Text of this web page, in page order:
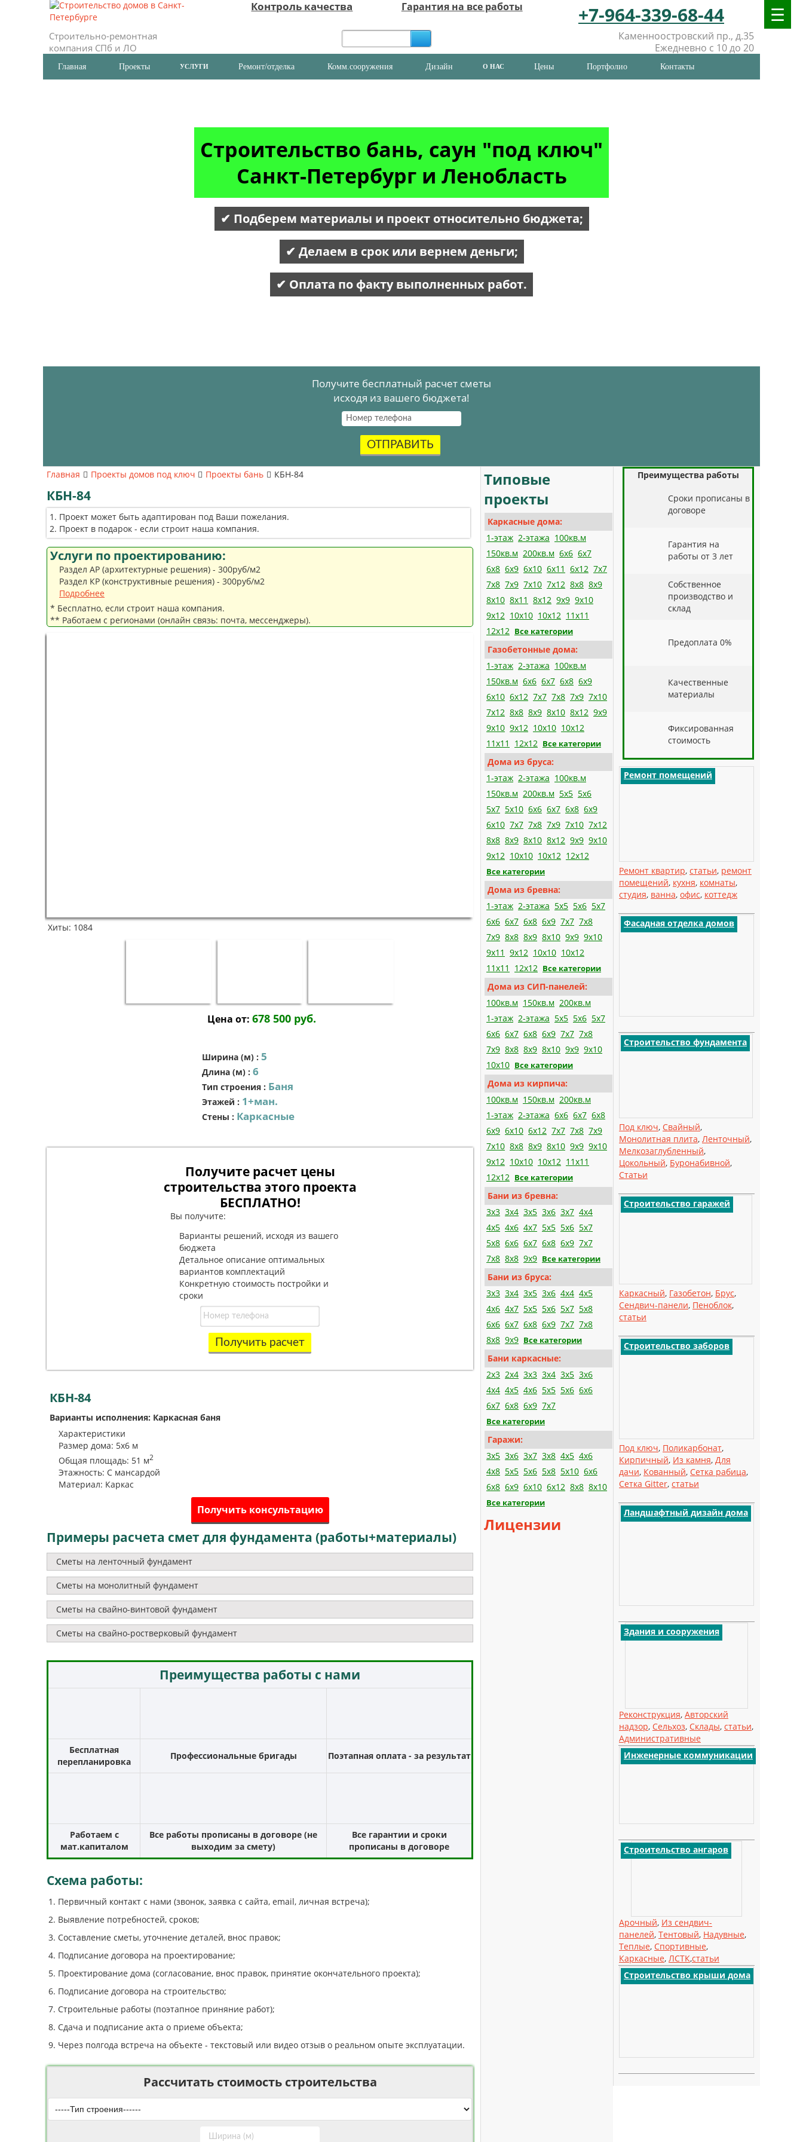
Контроль качества Гарантия на все работы +7-964-339-68-44
Строительно-ремонтная
компания СПб и ЛО
Каменноостровский пр., д.35
Ежедневно с 10 до 20
Главная Проекты УСЛУГИ Ремонт/отделка Комм.сооружения Дизайн О НАС Цены Портфолио Контакты
Строительство бань, саун "под ключ"
Санкт-Петербург и Ленобласть
✔ Подберем материалы и проект относительно бюджета;
✔ Делаем в срок или вернем деньги;
✔ Оплата по факту выполненных работ.
Получите бесплатный расчет сметы
исходя из вашего бюджета!
ОТПРАВИТЬ
Главная Проекты домов под ключ Проекты бань КБН-84
КБН-84
Проект может быть адаптирован под Ваши пожелания.
Проект в подарок - если строит наша компания.
Услуги по проектированию:
Раздел АР (архитектурные решения) - 300руб/м2
Раздел КР (конструктивные решения) - 300руб/м2
Подробнее
* Бесплатно, если строит наша компания.
** Работаем с регионами (онлайн связь: почта, мессенджеры).
Хиты: 1084
Цена от: 678 500 руб.
Ширина (м): 5
Длина (м): 6
Тип строения: Баня
Этажей : 1+ман.
Стены : Каркасные
Получите расчет цены
строительства этого проекта
БЕСПЛАТНО!
Вы получите:
Варианты решений, исходя из вашего
бюджета
Детальное описание оптимальных
вариантов комплектаций
Конкретную стоимость постройки и
сроки
Получить расчет
КБН-84
Варианты исполнения: Каркасная баня
Характеристики
Размер дома: 5х6 м
Общая площадь: 51 м2
Этажность: С мансардой
Материал: Каркас
Получить консультацию
Примеры расчета смет для фундамента (работы+материалы)
Сметы на ленточный фундамент
Сметы на монолитный фундамент
Сметы на свайно-винтовой фундамент
Сметы на свайно-ростверковый фундамент
Преимущества работы с нами
Бесплатная
перепланировка
Профессиональные бригады Поэтапная оплата - за результат
Работаем с
мат.капиталом
Все работы прописаны в договоре (не
выходим за смету)
Все гарантии и сроки
прописаны в договоре
Схема работы:
Первичный контакт с нами (звонок, заявка с сайта, email, личная встреча);
Выявление потребностей, сроков;
Составление сметы, уточнение деталей, внос правок;
Подписание договора на проектирование;
Проектирование дома (согласование, внос правок, принятие окончательного проекта);
Подписание договора на строительство;
Строительные работы (поэтапное приняние работ);
Сдача и подписание акта о приеме объекта;
Через полгода встреча на объекте - текстовый или видео отзыв о реальном опыте эксплуатации.
Рассчитать стоимость строительства
Преимущества работы
Cроки прописаны в
договоре
Гарантия на
работы от 3 лет
Собственное
производство и
склад
Предоплата 0%
Качественные
материалы
Фиксированная
стоимость
Ремонт помещений
Ремонт квартир, статьи, ремонт
помещений, кухня, комнаты,
студия, ванна, офис, коттедж
Фасадная отделка домов
Строительство фундамента
Под ключ, Свайный,
Монолитная плита, Ленточный,
Мелкозаглубленный,
Цокольный, Буронабивной,
Статьи
Строительство гаражей
Каркасный, Газобетон, Брус,
Сендвич-панели, Пеноблок,
статьи
Строительство заборов
Под ключ, Поликарбонат,
Кирпичный, Из камня, Для
дачи, Кованный, Сетка рабица,
Сетка Gitter, статьи
Ландшафтный дизайн дома
Здания и сооружения
Реконструкция, Авторский
надзор, Сельхоз, Склады, статьи,
Административные
Инженерные коммуникации
Строительство ангаров
Арочный, Из сендвич-
панелей, Тентовый, Надувные,
Теплые, Спортивные,
Каркасные, ЛСТК,статьи
Строительство крыши дома
Типовые
проекты
Каркасные дома:
1-этаж 2-этажа 100кв.м
150кв.м 200кв.м 6х6 6х7
6х8 6х9 6х10 6х11 6х12 7х7
7х8 7х9 7х10 7х12 8х8 8х9
8х10 8х11 8х12 9х9 9х10
9х12 10х10 10х12 11х11
12х12 Все категории
Газобетонные дома:
1-этаж 2-этажа 100кв.м
150кв.м 6x6 6x7 6x8 6x9
6x10 6x12 7x7 7x8 7x9 7x10
7x12 8x8 8x9 8x10 8x12 9x9
9x10 9x12 10x10 10x12
11x11
12x12 Все категории
Дома из бруса:
1-этаж 2-этажа 100кв.м
150кв.м 200кв.м 5x5 5x6
5x7 5x10 6x6 6x7 6x8 6x9
6x10 7x7 7x8 7x9 7x10 7x12
8x8 8x9 8x10 8x12 9x9 9x10
9x12 10x10 10x12 12x12
Все категории
Дома из бревна:
1-этаж 2-этажа 5x5 5x6 5x7
6x6 6x7 6x8 6x9 7x7 7x8
7x9 8x8 8x9 8x10 9x9 9x10
9x11 9x12 10x10 10x12
11x11
12x12 Все категории
Дома из СИП-панелей:
100кв.м 150кв.м 200кв.м
1-этаж 2-этажа 5x5 5x6 5x7
6x6 6x7 6x8 6x9 7x7 7x8
7x9 8x8 8x9 8x10 9x9 9x10
10x10 Все категории
Дома из кирпича:
100кв.м 150кв.м 200кв.м
1-этаж 2-этажа 6x6 6x7 6x8
6x9 6x10 6x12 7x7 7x8 7x9
7x10 8x8 8x9 8x10 9x9 9x10
9x12 10x10 10x12 11x11
12x12 Все категории
Бани из бревна:
3x3 3x4 3x5 3x6 3x7 4x4
4x5 4x6 4x7 5x5 5x6 5x7
5x8 6x6 6x7 6x8 6x9 7x7
7x8 8x8 9x9 Все категории
Бани из бруса:
3x3 3x4 3x5 3x6 4x4 4x5
4x6 4x7 5x5 5x6 5x7 5x8
6x6 6x7 6x8 6x9 7x7 7x8
8x8 9x9 Все категории
Бани каркасные:
2x3 2x4 3x3 3x4 3x5 3x6
4x4 4x5 4x6 5x5 5x6 6x6
6x7 6x8 6x9 7x7
Все категории
Гаражи:
3x5 3x6 3x7 3x8 4x5 4x6
4x8 5x5 5x6 5x8 5x10 6x6
6x8 6x9 6x10 6x12 8x8 8x10
Все категории
Лицензии